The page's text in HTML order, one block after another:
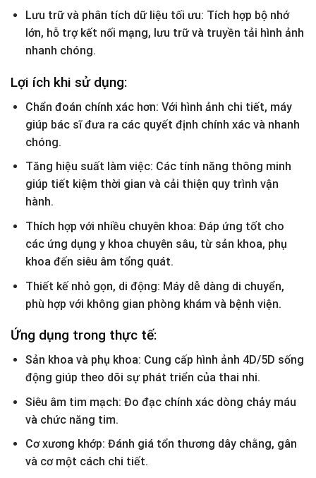
Lưu trữ và phân tích dữ liệu tối ưu: Tích hợp bộ nhớ
lớn, hỗ trợ kết nối mạng, lưu trữ và truyền tải hình ảnh
nhanh chóng.
Lợi ích khi sử dụng:
Chẩn đoán chính xác hơn: Với hình ảnh chi tiết, máy
giúp bác sĩ đưa ra các quyết định chính xác và nhanh
chóng.
Tăng hiệu suất làm việc: Các tính năng thông minh
giúp tiết kiệm thời gian và cải thiện quy trình vận
hành.
Thích hợp với nhiều chuyên khoa: Đáp ứng tốt cho
các ứng dụng y khoa chuyên sâu, từ sản khoa, phụ
khoa đến siêu âm tổng quát.
Thiết kế nhỏ gọn, di động: Máy dễ dàng di chuyển,
phù hợp với không gian phòng khám và bệnh viện.
Ứng dụng trong thực tế:
Sản khoa và phụ khoa: Cung cấp hình ảnh 4D/5D sống
động giúp theo dõi sự phát triển của thai nhi.
Siêu âm tim mạch: Đo đạc chính xác dòng chảy máu
và chức năng tim.
Cơ xương khớp: Đánh giá tổn thương dây chằng, gân
và cơ một cách chi tiết.